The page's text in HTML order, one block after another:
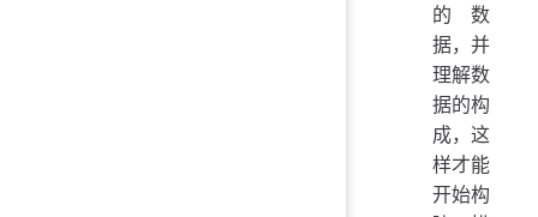
的数
据，并
理解数
据的构
成，这
样才能
开始构